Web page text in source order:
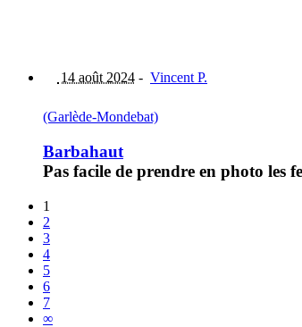
14 août 2024 - Vincent P.
(Garlède-Mondebat)
Barbahaut
Pas facile de prendre en photo les
1
2
3
4
5
6
7
∞